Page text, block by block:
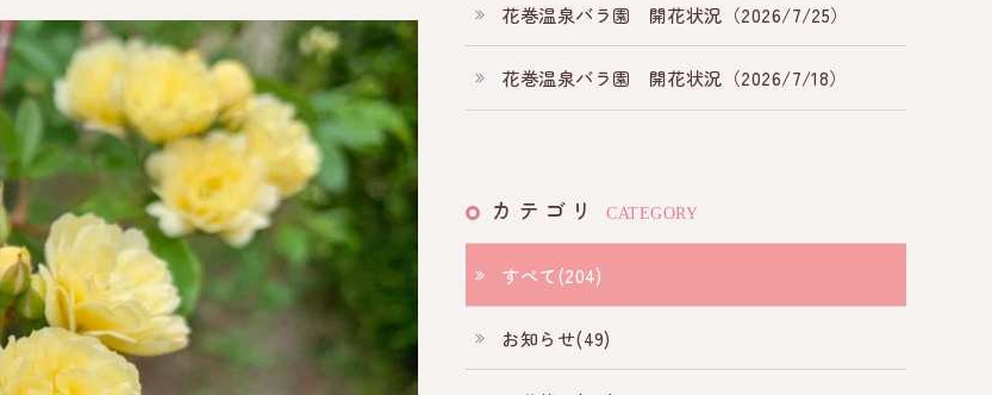
花巻温泉バラ園 開花状況（2026/7/25）
花巻温泉バラ園 開花状況（2026/7/18）
カテゴリ CATEGORY
すべて(204)
お知らせ(49)